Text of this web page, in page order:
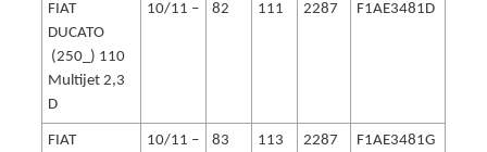
FIAT
DUCATO
(250_) 110
Multijet 2,3
D
10/11 – 82 111 2287 F1AE3481D
FIAT
10/11 – 83 113 2287 F1AE3481G